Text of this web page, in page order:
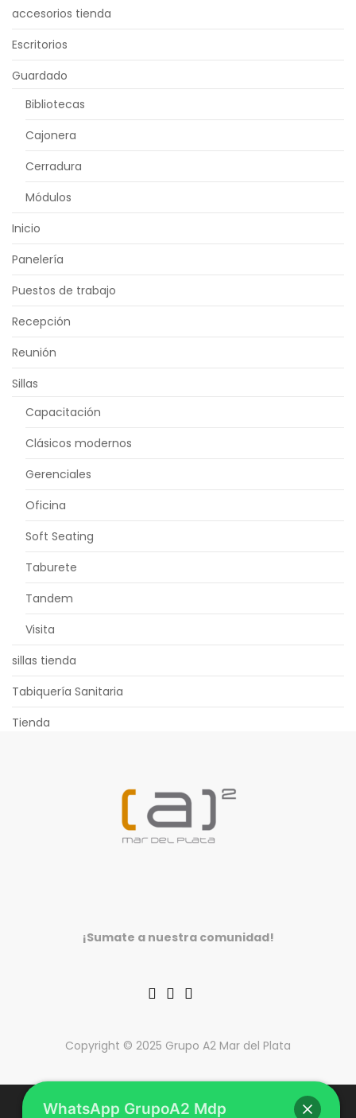
accesorios tienda
Escritorios
Guardado
Bibliotecas
Cajonera
Cerradura
Módulos
Inicio
Panelería
Puestos de trabajo
Recepción
Reunión
Sillas
Capacitación
Clásicos modernos
Gerenciales
Oficina
Soft Seating
Taburete
Tandem
Visita
sillas tienda
Tabiquería Sanitaria
Tienda
¡Sumate a nuestra comunidad!
Copyright © 2025 Grupo A2 Mar del Plata
WhatsApp GrupoA2 Mdp